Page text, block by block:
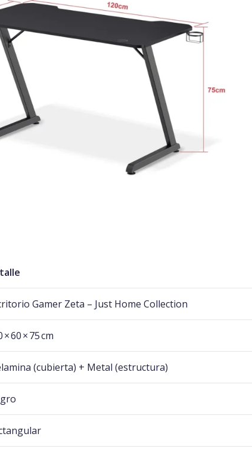
Gamer Zeta – Just Home Collection
× 60 × 75 cm
(cubierta) + Metal (estructura)